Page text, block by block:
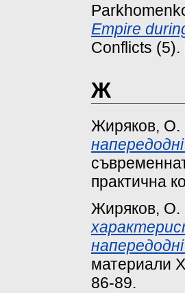
Empire
Conflicts (5).
Ж
Жиряков,
практична
Жиряков,
материали
86-89.